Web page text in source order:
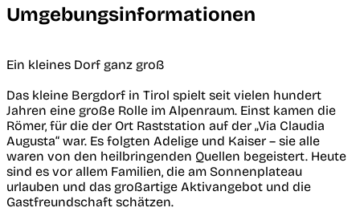
Umgebungsinformationen
Ein kleines Dorf ganz groß
Das kleine Bergdorf in Tirol spielt seit vielen hundert
Jahren eine große Rolle im Alpenraum. Einst kamen die
Römer, für die der Ort Raststation auf der „Via Claudia
Augusta“ war. Es folgten Adelige und Kaiser – sie alle
waren von den heilbringenden Quellen begeistert. Heute
sind es vor allem Familien, die am Sonnenplateau
urlauben und das großartige Aktivangebot und die
Gastfreundschaft schätzen.